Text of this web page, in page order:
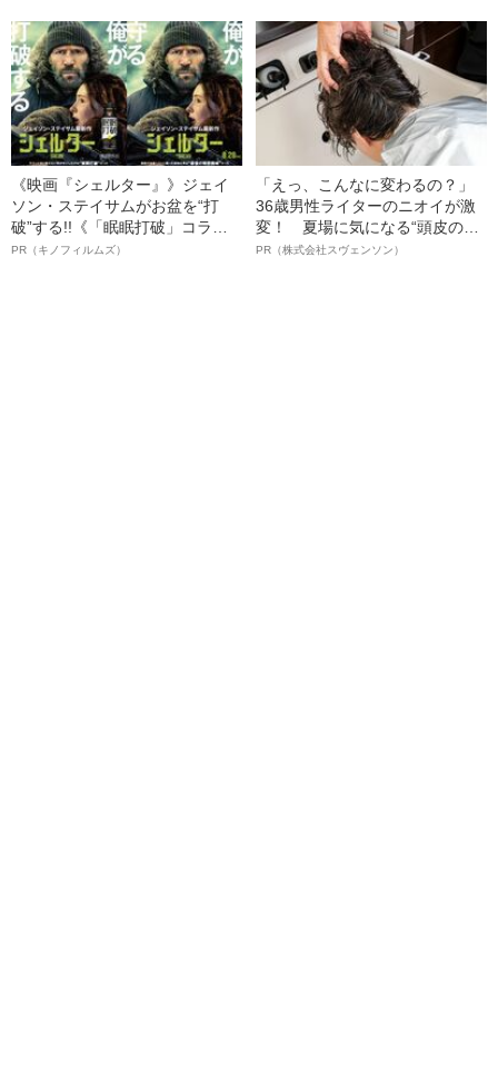
語る”《日本興収70億円突破》
《映画『シェルター』》ジェイ
ソン・ステイサムがお盆を“打
破”する!!《「眠眠打破」コラ
ボ》
PR（キノフィルムズ）
「えっ、こんなに変わるの？」
36歳男性ライターのニオイが激
変！ 夏場に気になる“頭皮のニ
オイ”や“ベタつき”を解消す
PR（株式会社スヴェンソン）